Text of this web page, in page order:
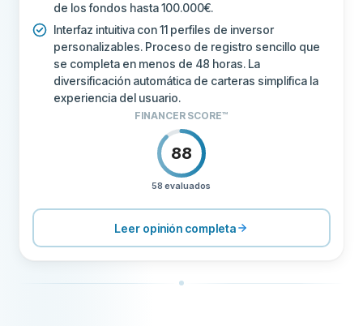
Más sobre esta empresa
de los fondos hasta 100.000€.
Interfaz intuitiva con 11 perfiles de inversor
personalizables. Proceso de registro sencillo que
se completa en menos de 48 horas. La
diversificación automática de carteras simplifica la
experiencia del usuario.
FINANCER SCORE™
88
58 evaluados
CONDICIONES 80
Leer opinión completa